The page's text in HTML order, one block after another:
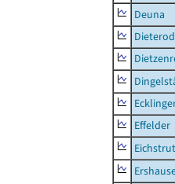
Deuna
Effelder